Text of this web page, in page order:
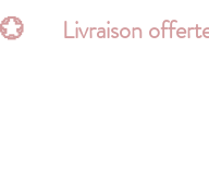
💮       Livraison